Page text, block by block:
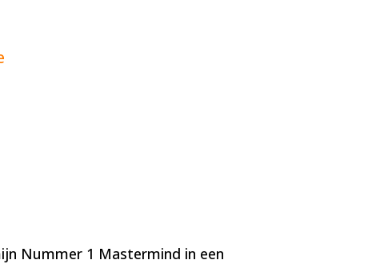
Nummer 1 Mastermind in een